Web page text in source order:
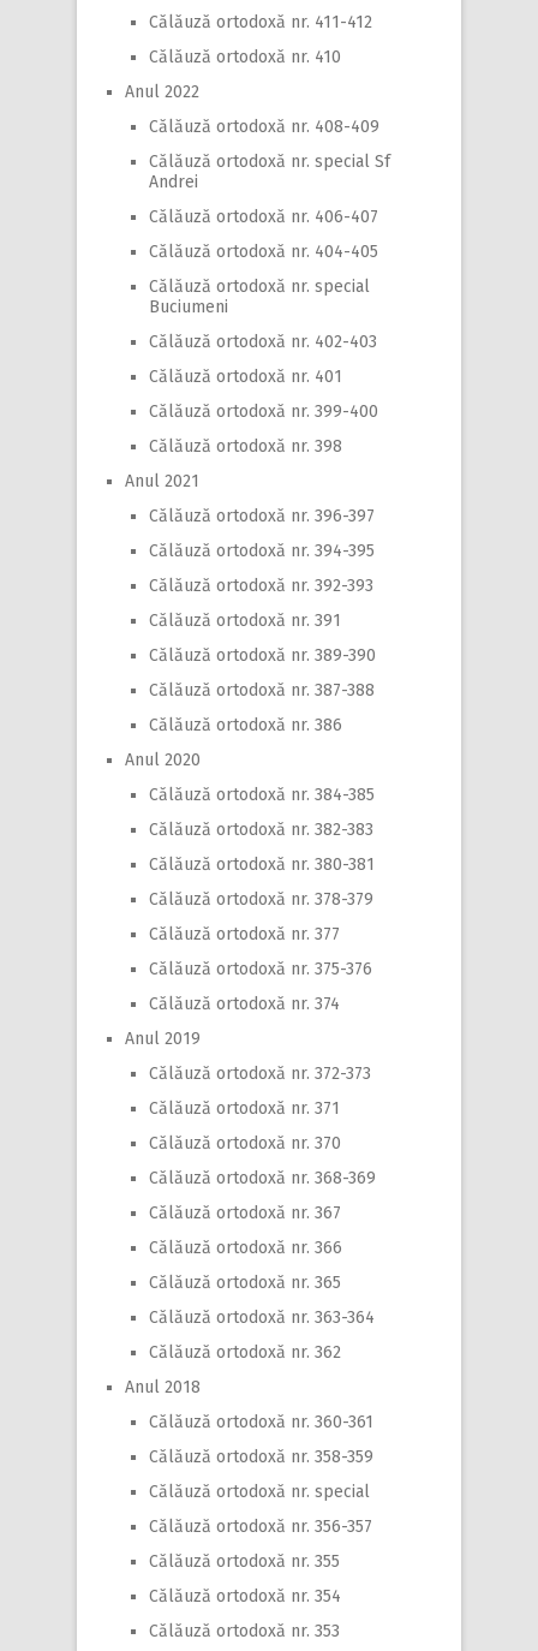
Călăuză ortodoxă nr. 411-412
Călăuză ortodoxă nr. 410
Anul 2022
Călăuză ortodoxă nr. 408-409
Călăuză ortodoxă nr. special Sf
Andrei
Călăuză ortodoxă nr. 406-407
Călăuză ortodoxă nr. 404-405
Călăuză ortodoxă nr. special
Buciumeni
Călăuză ortodoxă nr. 402-403
Călăuză ortodoxă nr. 401
Călăuză ortodoxă nr. 399-400
Călăuză ortodoxă nr. 398
Anul 2021
Călăuză ortodoxă nr. 396-397
Călăuză ortodoxă nr. 394-395
Călăuză ortodoxă nr. 392-393
Călăuză ortodoxă nr. 391
Călăuză ortodoxă nr. 389-390
Călăuză ortodoxă nr. 387-388
Călăuză ortodoxă nr. 386
Anul 2020
Călăuză ortodoxă nr. 384-385
Călăuză ortodoxă nr. 382-383
Călăuză ortodoxă nr. 380-381
Călăuză ortodoxă nr. 378-379
Călăuză ortodoxă nr. 377
Călăuză ortodoxă nr. 375-376
Călăuză ortodoxă nr. 374
Anul 2019
Călăuză ortodoxă nr. 372-373
Călăuză ortodoxă nr. 371
Călăuză ortodoxă nr. 370
Călăuză ortodoxă nr. 368-369
Călăuză ortodoxă nr. 367
Călăuză ortodoxă nr. 366
Călăuză ortodoxă nr. 365
Călăuză ortodoxă nr. 363-364
Călăuză ortodoxă nr. 362
Anul 2018
Călăuză ortodoxă nr. 360-361
Călăuză ortodoxă nr. 358-359
Călăuză ortodoxă nr. special
Călăuză ortodoxă nr. 356-357
Călăuză ortodoxă nr. 355
Călăuză ortodoxă nr. 354
Călăuză ortodoxă nr. 353